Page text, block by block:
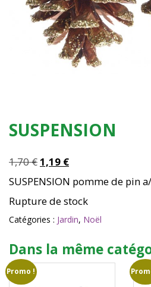
SUSPENSION
1,70€Le
prix
initial
était :
1,70 €.
1,19 €Le
prix
actuel
est :
1,19 €.
SUSPENSION pomme de pin
Rupture de stock
Catégories : Jardin, Noël
Dans la même
Promo !